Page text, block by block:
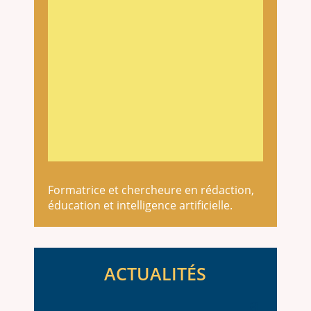
Formatrice et chercheure en rédaction,
éducation et intelligence artificielle.
ACTUALITÉS